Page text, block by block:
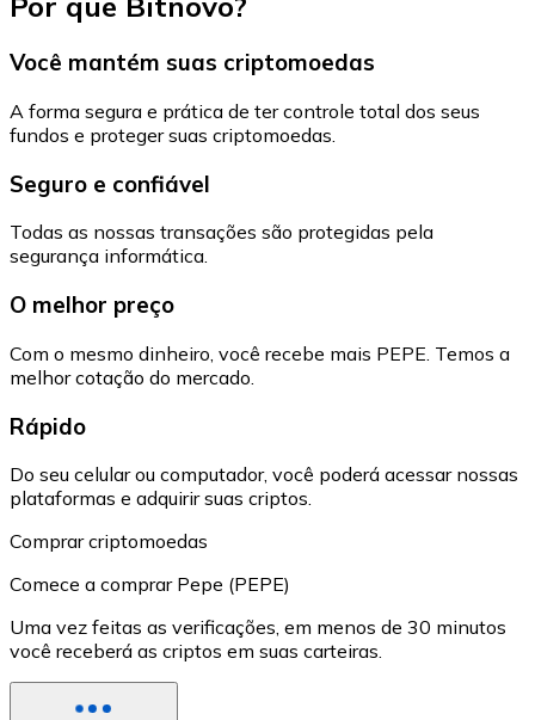
Você mantém suas criptomoedas
A forma segura e prática de ter controle total dos seus
fundos e proteger suas criptomoedas.
Seguro e confiável
Todas as nossas transações são protegidas pela
segurança informática.
O melhor preço
Com o mesmo dinheiro, você recebe mais PEPE. Temos a
melhor cotação do mercado.
Rápido
Do seu celular ou computador, você poderá acessar nossas
plataformas e adquirir suas criptos.
Comprar criptomoedas
Comece a comprar Pepe (PEPE)
Uma vez feitas as verificações, em menos de 30 minutos
você receberá as criptos em suas carteiras.